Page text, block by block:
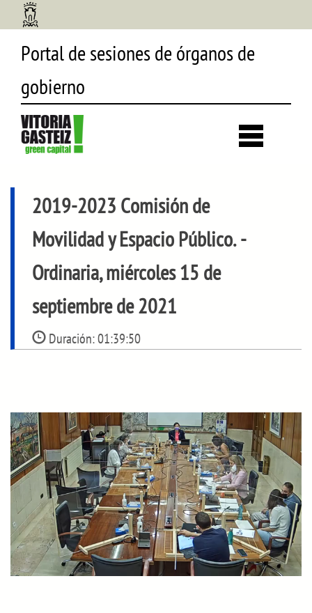
Portal de sesiones de órganos de
gobierno
2019-2023 Comisión de
Movilidad y Espacio Público.-
Ordinaria, miércoles 15 de
septiembre de 2021
Duración:01:39:50